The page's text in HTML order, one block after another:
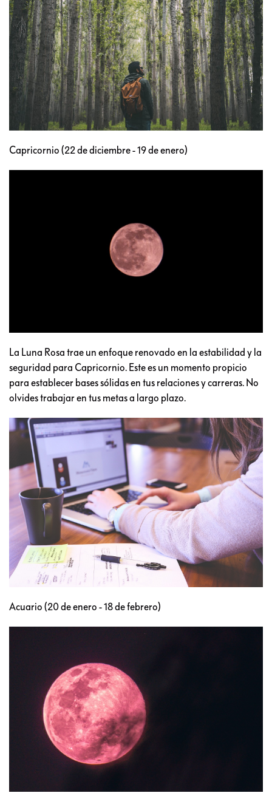
Capricornio (22 de diciembre - 19 de enero)
La Luna Rosa trae un enfoque renovado en la estabilidad y la
seguridad para Capricornio. Este es un momento propicio
para establecer bases sólidas en tus relaciones y carreras. No
olvides trabajar en tus metas a largo plazo.
Acuario (20 de enero - 18 de febrero)